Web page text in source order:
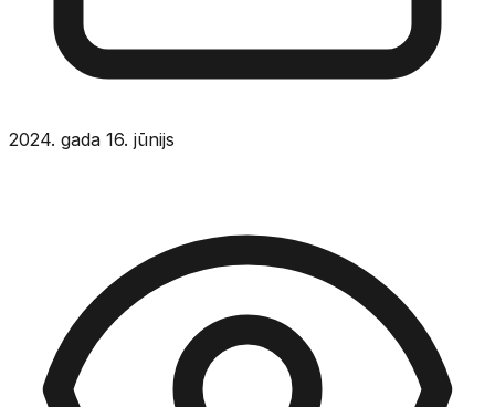
2024. gada 16. jūnijs